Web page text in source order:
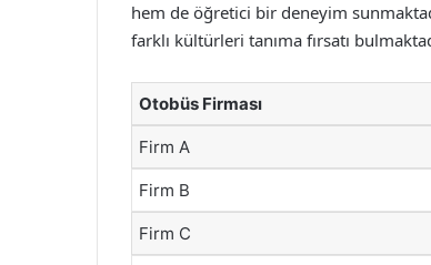
hem de öğretici bir deneyim
farklı kültürleri tanıma fırsatı
Otobüs Firması
Firm A
Firm B
Firm C